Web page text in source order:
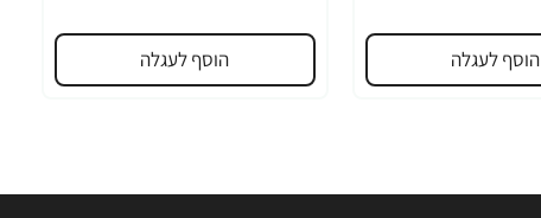
הוסף לעגלה הוסף לעגלה